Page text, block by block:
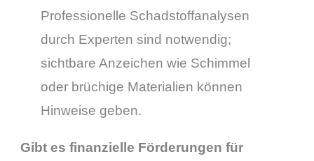
Professionelle Schadstoffanalysen
durch Experten sind notwendig;
sichtbare Anzeichen wie Schimmel
oder brüchige Materialien können
Hinweise geben.
Gibt es finanzielle Förderungen für